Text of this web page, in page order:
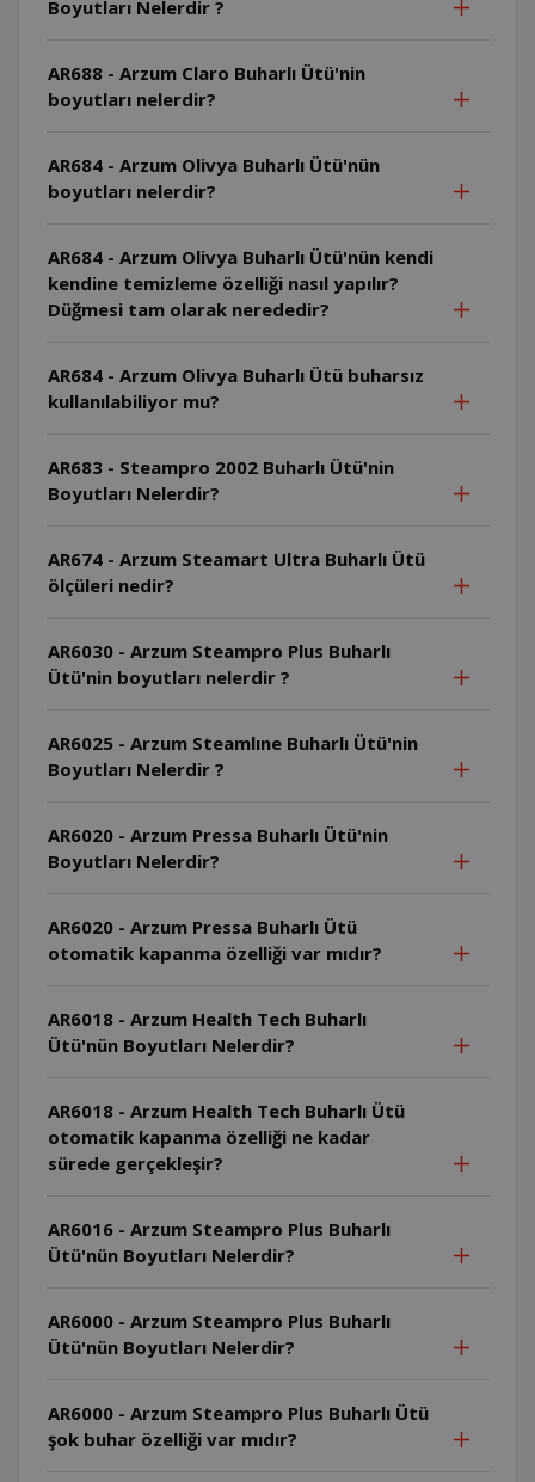
Boyutları Nelerdir ?
AR688 - Arzum Claro Buharlı Ütü'nin
boyutları nelerdir?
AR684 - Arzum Olivya Buharlı Ütü'nün
boyutları nelerdir?
AR684 - Arzum Olivya Buharlı Ütü'nün kendi
kendine temizleme özelliği nasıl yapılır?
Düğmesi tam olarak nerededir?
AR684 - Arzum Olivya Buharlı Ütü buharsız
kullanılabiliyor mu?
AR683 - Steampro 2002 Buharlı Ütü'nin
Boyutları Nelerdir?
AR674 - Arzum Steamart Ultra Buharlı Ütü
ölçüleri nedir?
AR6030 - Arzum Steampro Plus Buharlı
Ütü'nin boyutları nelerdir ?
AR6025 - Arzum Steamlıne Buharlı Ütü'nin
Boyutları Nelerdir ?
AR6020 - Arzum Pressa Buharlı Ütü'nin
Boyutları Nelerdir?
AR6020 - Arzum Pressa Buharlı Ütü
otomatik kapanma özelliği var mıdır?
AR6018 - Arzum Health Tech Buharlı
Ütü'nün Boyutları Nelerdir?
AR6018 - Arzum Health Tech Buharlı Ütü
otomatik kapanma özelliği ne kadar
sürede gerçekleşir?
AR6016 - Arzum Steampro Plus Buharlı
Ütü'nün Boyutları Nelerdir?
AR6000 - Arzum Steampro Plus Buharlı
Ütü'nün Boyutları Nelerdir?
AR6000 - Arzum Steampro Plus Buharlı Ütü
şok buhar özelliği var mıdır?